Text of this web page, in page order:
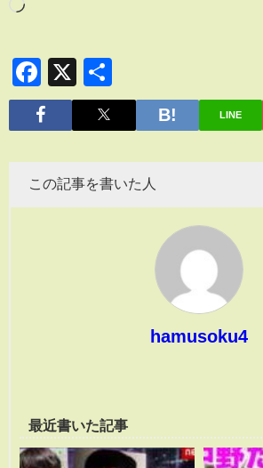
Facebook
X
有
LINE
この記事を書いた人
hamusoku4
最近書いた記事